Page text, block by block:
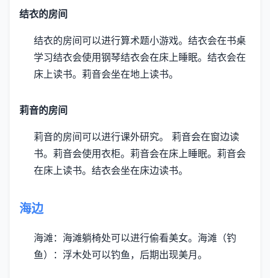
结衣的房间
结衣的房间可以进行算术题小游戏。 结衣会在书桌
学习结衣会使用钢琴结衣会在床上睡眠。 结衣会在
床上读书。 莉音会坐在地上读书。
莉音的房间
莉音的房间可以进行课外研究。
莉音会在窗边读
书。 莉音会使用衣柜。 莉音会在床上睡眠。 莉音会
在床上读书。 结衣会坐在床边读书。
海边
海滩：海滩躺椅处可以进行偷看美女。 海滩（钓
鱼）：浮木处可以钓鱼，后期出现美月。